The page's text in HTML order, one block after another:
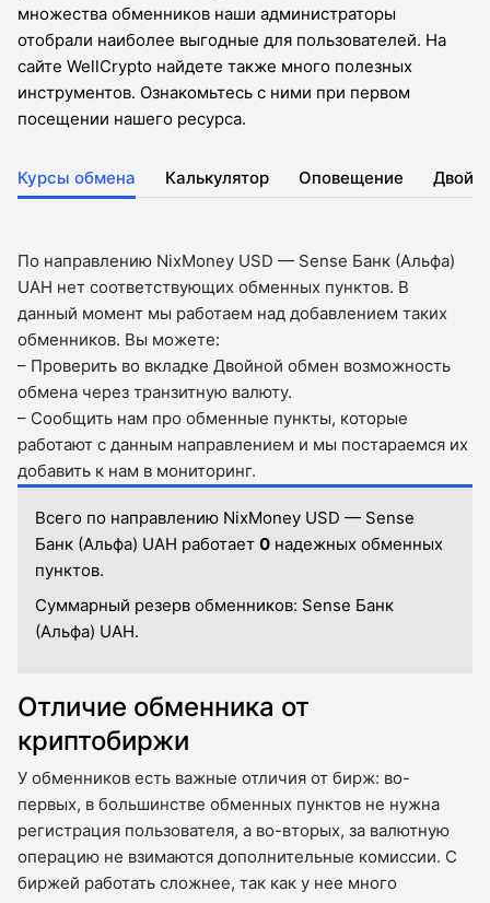
множества обменников наши администраторы
отобрали наиболее выгодные для пользователей. На
сайте WellCrypto найдете также много полезных
инструментов. Ознакомьтесь с ними при первом
посещении нашего ресурса.
Курсы обмена Калькулятор Оповещение
По направлению NixMoney USD — Sense Банк (Альфа)
UAH нет соответствующих обменных пунктов. В
данный момент мы работаем над добавлением таких
обменников. Вы можете:
– Проверить во вкладкe Двойной обмен возможность
обмена через транзитную валюту.
– Сообщить нам про обменные пункты, которые
работают с данным направлением и мы постараемся их
добавить к нам в мониторинг.
Всего по направлению NixMoney USD — Sense
Банк (Альфа) UAH работает 0 надежных обменных
пунктов.
Суммарный резерв обменников: Sense Банк
(Альфа) UAH.
Отличие обменника от
криптобиржи
У обменников есть важные отличия от бирж: во-
первых, в большинстве обменных пунктов не нужна
регистрация пользователя, а во-вторых, за валютную
операцию не взимаются дополнительные комиссии. С
биржей работать сложнее, так как у нее много